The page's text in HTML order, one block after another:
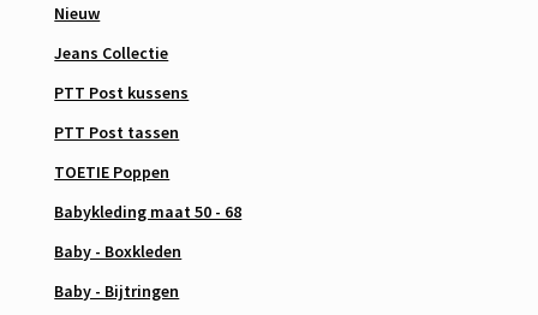
Nieuw
Jeans Collectie
PTT Post kussens
PTT Post tassen
TOETIE Poppen
Babykleding maat 50 - 68
Baby - Boxkleden
Baby - Bijtringen